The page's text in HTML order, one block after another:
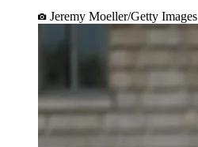
Jeremy Moeller/Getty Images